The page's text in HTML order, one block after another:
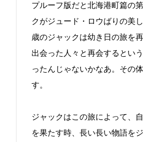
プルーフ版だと北海港町篇の
クがジュード・ロウばりの美
歳のジャックは幼き日の旅を
出会った人々と再会するとい
ったんじゃないかなあ。その
す。
ジャックはこの旅によって、
を果たす時、長い長い物語を